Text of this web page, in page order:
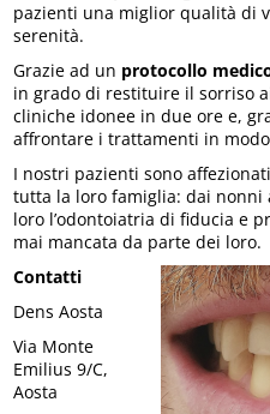
pazienti una miglior qualità di
serenità.
Grazie ad un protocollo
in grado di restituire il sorriso
cliniche idonee in due ore e,
affrontare i trattamenti in
I nostri pazienti sono
tutta la loro famiglia: dai
loro l’odontoiatria di fiducia e
mai mancata da parte dei loro.
Contatti
Dens Aosta
Via Monte
Emilius 9/C,
Aosta